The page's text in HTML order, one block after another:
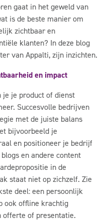
gaat in het geweld van
is de beste manier om
zichtbaar en
klanten? In deze blog
van Appalti, zijn inzichten.
en impact
je je product of dienst
Succesvolle bedrijven
met de juiste balans
bijvoorbeeld je
en positioneer je bedrijf
en andere content
in de
staat niet op zichzelf. Zie
deel: een persoonlijk
ook offline krachtig
offerte of presentatie.